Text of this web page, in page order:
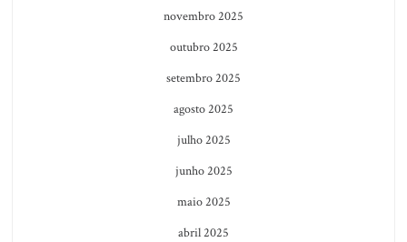
novembro 2025
outubro 2025
setembro 2025
agosto 2025
julho 2025
junho 2025
maio 2025
abril 2025